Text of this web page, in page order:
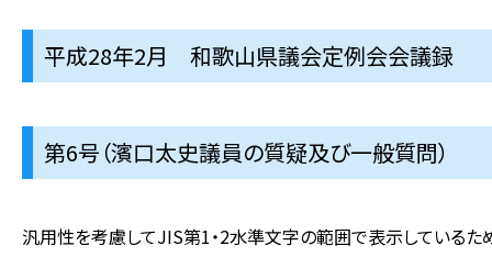
平成28年2月 和歌山県議会定例会会議録
第6号（濱口太史議員の質疑及び一般質問）
汎用性を考慮してJIS第1・2水準文字の範囲で表示しているた